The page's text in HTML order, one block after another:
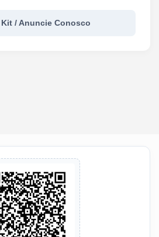
/ Anuncie Conosco